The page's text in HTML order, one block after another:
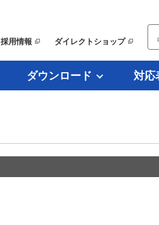
採用情報 ダイレクトショップ
ダウンロード 対応